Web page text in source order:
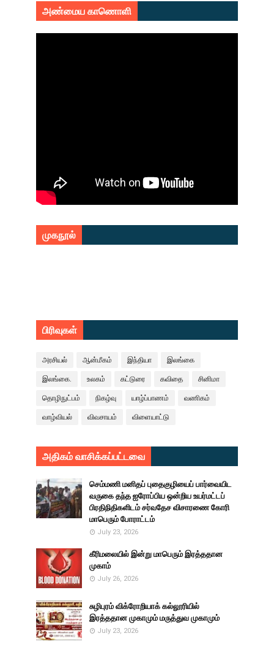
அண்மைய காணொளி
முகநூல்
பிரிவுகள்
அரசியல் ஆன்மீகம் இந்தியா இலங்கை
இலங்கை. உலகம் கட்டுரை கவிதை சினிமா
தொழிநுட்பம் நிகழ்வு யாழ்ப்பாணம் வணிகம்
வாழ்வியல் விவசாயம் விளையாட்டு
அதிகம் வாசிக்கப்பட்டவை
செம்மணி மனிதப் புதைகுழியைப் பார்வையிட
வருகை தந்த ஐரோப்பிய ஒன்றிய உயர்மட்டப்
பிரதிநிதிகளிடம் சர்வதேச விசாரணை கோரி
மாபெரும் போராட்டம்
July 23, 2026
கீரிமலையில் இன்று மாபெரும் இரத்ததான
முகாம்
July 26, 2026
சுழிபுரம் விக்ரோறியாக் கல்லூரியில்
இரத்ததான முகாமும் மருத்துவ முகாமும்
July 23, 2026